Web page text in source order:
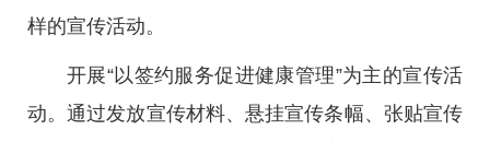
样的宣传活动。
开展“以签约服务促进健康管理”为主的宣传活
动。通过发放宣传材料、悬挂宣传条幅、张贴宣传